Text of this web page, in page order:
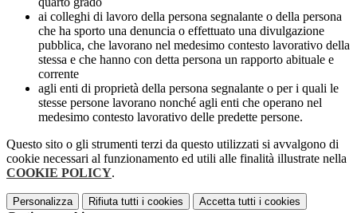
ai colleghi di lavoro della persona segnalante o della persona
che ha sporto una denuncia o effettuato una divulgazione
pubblica, che lavorano nel medesimo contesto lavorativo della
stessa e che hanno con detta persona un rapporto abituale e
corrente
agli enti di proprietà della persona segnalante o per i quali le
stesse persone lavorano nonché agli enti che operano nel
medesimo contesto lavorativo delle predette persone.
Questo sito o gli strumenti terzi da questo utilizzati si avvalgono di
cookie necessari al funzionamento ed utili alle finalità illustrate nella
COOKIE POLICY.
Personalizza Rifiuta tutti i cookies Accetta tutti i cookies